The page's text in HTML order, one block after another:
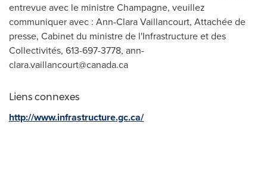
entrevue avec le ministre Champagne, veuillez
communiquer avec : Ann-Clara Vaillancourt, Attachée de
presse, Cabinet du ministre de l'Infrastructure et des
Collectivités, 613-697-3778, ann-
clara.vaillancourt@canada.ca
Liens connexes
http://www.infrastructure.gc.ca/